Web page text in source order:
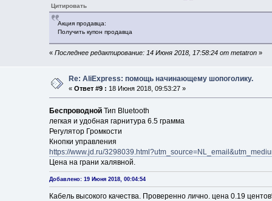
Цитировать
Акция продавца:
Получить купон продавца
« Последнее редактирование: 14 Июня 2018, 17:58:24 от metatron»
Re: AliExpress: помощь начинающему шопоголику.
«Ответ #9 : 18 Июня 2018, 09:53:27 »
БеспроводнойТип Bluetooth
легкая и удобная гарнитура 6.5 граммa
Регулятор Громкости
Кнопки управления
https://www.jd.ru/
Цена на грани халявной.
Добавлено: 19 Июня 2018, 00:04:54
Кабель высокого качества. Проверенно лично. цена 0.19 центов